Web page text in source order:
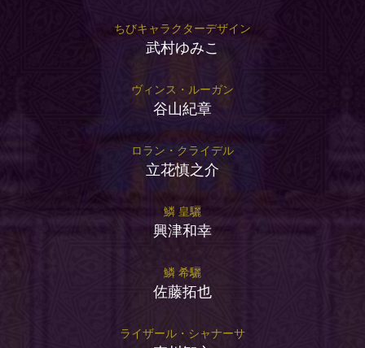
ちびキャラクターデザイン
武村ゆみこ
ヴィンス・ルーガン
谷山紀章
ロラン・クライデル
立花慎之介
鱗 皇驪
興津和幸
鱗 希驪
佐藤拓也
ライザール・シャナーサ